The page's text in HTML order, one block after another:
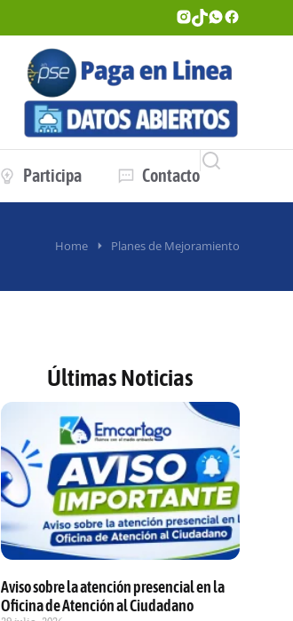
Participa Contacto
Home Planes de Mejoramiento
Últimas Noticias
Aviso sobre la atención presencial en la
Oficina de Atención al Ciudadano